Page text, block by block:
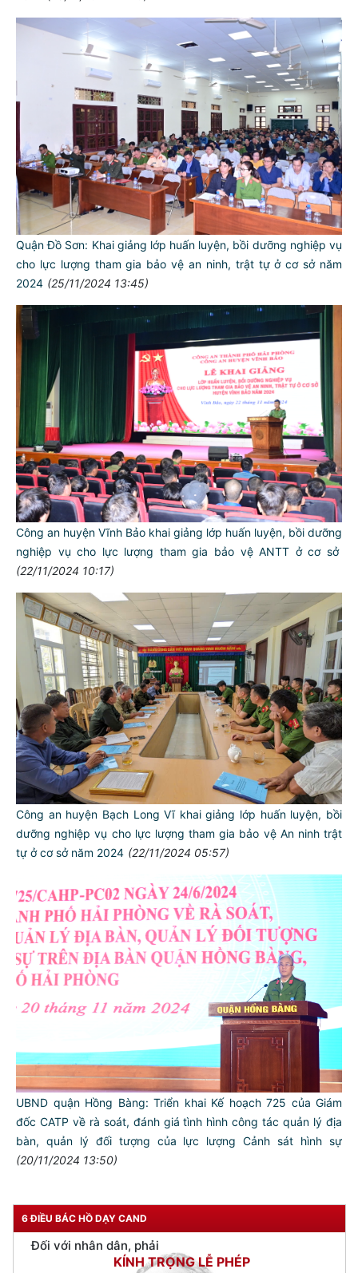
Quận Đồ Sơn: Khai giảng lớp huấn luyện, bồi dưỡng nghiệp vụ
cho lực lượng tham gia bảo vệ an ninh, trật tự ở cơ sở năm
2024 (25/11/2024 13:45)
Công an huyện Vĩnh Bảo khai giảng lớp huấn luyện, bồi dưỡng
nghiệp vụ cho lực lượng tham gia bảo vệ ANTT ở cơ sở
(22/11/2024 10:17)
Công an huyện Bạch Long Vĩ khai giảng lớp huấn luyện, bồi
dưỡng nghiệp vụ cho lực lượng tham gia bảo vệ An ninh trật
tự ở cơ sở năm 2024 (22/11/2024 05:57)
UBND quận Hồng Bàng: Triển khai Kế hoạch 725 của Giám
đốc CATP về rà soát, đánh giá tình hình công tác quản lý địa
bàn, quản lý đối tượng của lực lượng Cảnh sát hình sự
(20/11/2024 13:50)
6 ĐIỀU BÁC HỒ DẠY CAND
NGƯỜI CÔNG AN CÁCH MỆNH LÀ:
Đối với tự mình, phải
CẦN, KIỆM, LIÊM, CHÍNH
Đối với đồng sự, phải
THÂN ÁI GIÚP ĐỠ
Đối với chính phủ, phải
TUYỆT ĐỐI TRUNG THÀNH
Đối với công việc, phải
TẬN TỤY
Đối với địch, phải